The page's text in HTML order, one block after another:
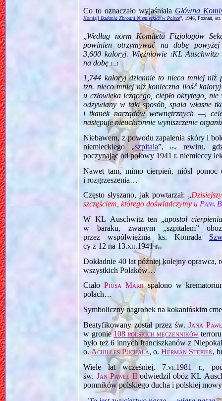
Co to oznaczało wyjaśniała Główna
Komisji Badania Zbrodni Niemieckich w Polsce”, 1946, Poznań,
„Według norm Komitetu Fizjologów
powinien otrzymywać na dobę
3,600 kaloryj. Więźniowie
[KL Auschwitz]
na dobę[…]
1,744 kaloryj dziennie to nieco mniej niż
tzn. nieco mniej niż konieczna ilość
u człowieka leżącego, ciepło okrytego,
odżywiany w taki sposób, spala własne
i tkanek narządów wewnętrznych —]
następuje nieuchronnie wyniszczenie
Niebawem, z powodu zapalenia skóry i
niemieckiego „szpitala”, tzw.
rewiru,
poczynając od poło­wy 1941 r. niemieccy
Nawet tam, mimo cierpień, niósł pomoc
i rozgrzeszenia…
Często słyszano, jak powtarzał: „
szczęściem, którego doświadczymy u Pana
W KL Auschwitz ten „apostoł
w baraku, zwanym „szpitalem”
przez współwięźnia ks. Konrada
cy z 12 na 13.xii.1941r.
Dokładnie 40 lat później kolejny oprawca,
wszystkich Polaków…
CiałoPiusa Mariispalono w
polach…
Symboliczny nagrobek na kokanińskim
Beatyfikowany został przez św.Jana
w gronie108 polskich męczenników
było też 6 innych franciszkanów z
o.Achilles Puchała, o.Herman Stępień,
Wiele lat wcześniej, 7.vi.1981
r.,
św. Jan Paweł IIodwiedził obóz KL
pomników polskiego ducha i polskiej